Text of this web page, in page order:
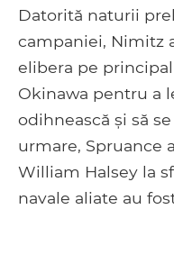
Datorită naturii
campaniei, Nimitz
elibera pe
Okinawa pentru a
odihnească și să
urmare, Spruance
William Halsey la
navale aliate au